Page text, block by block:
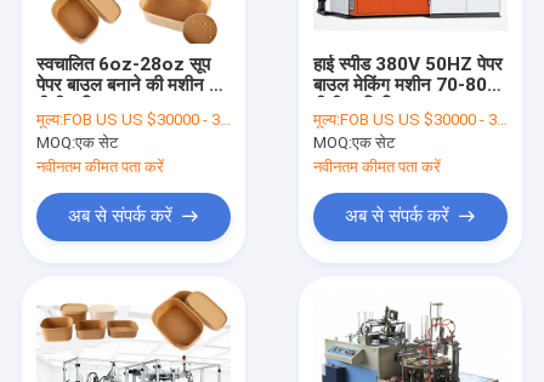
स्वचालित 6oz-28oz सूप
पेपर बाउल बनाने की मशीन 80
मूल्य:FOB US US $30000 - 30255/ Set
MOQ:एक सेट
नवीनतम कीमत पता करें
अब से संपर्क करें
हाई स्पीड 380V 50HZ पेपर
बाउल मेकिंग मशीन 70-80
मूल्य:FOB US US $30000 - 30255/ Set
MOQ:एक सेट
नवीनतम कीमत पता करें
अब से संपर्क करें